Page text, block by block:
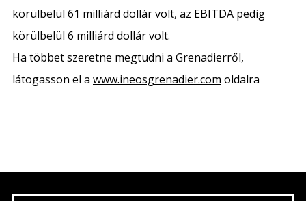
körülbelül 61 milliárd dollár volt, az EBITDA pedig
körülbelül 6 milliárd dollár volt.
Ha többet szeretne megtudni a Grenadierről,
látogasson el a www.ineosgrenadier.com oldalra